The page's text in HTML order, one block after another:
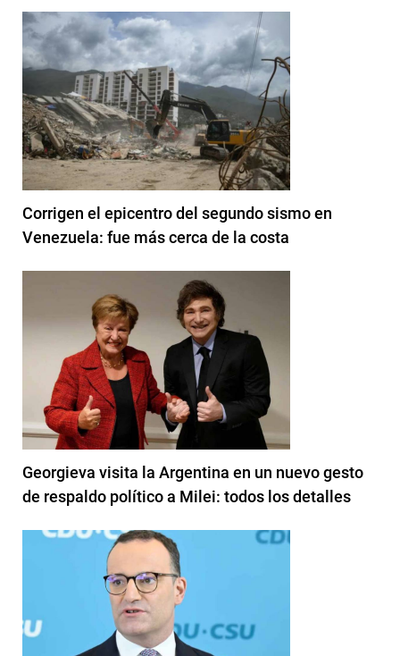
Corrigen el epicentro del segundo sismo en
Venezuela: fue más cerca de la costa
Georgieva visita la Argentina en un nuevo gesto
de respaldo político a Milei: todos los detalles